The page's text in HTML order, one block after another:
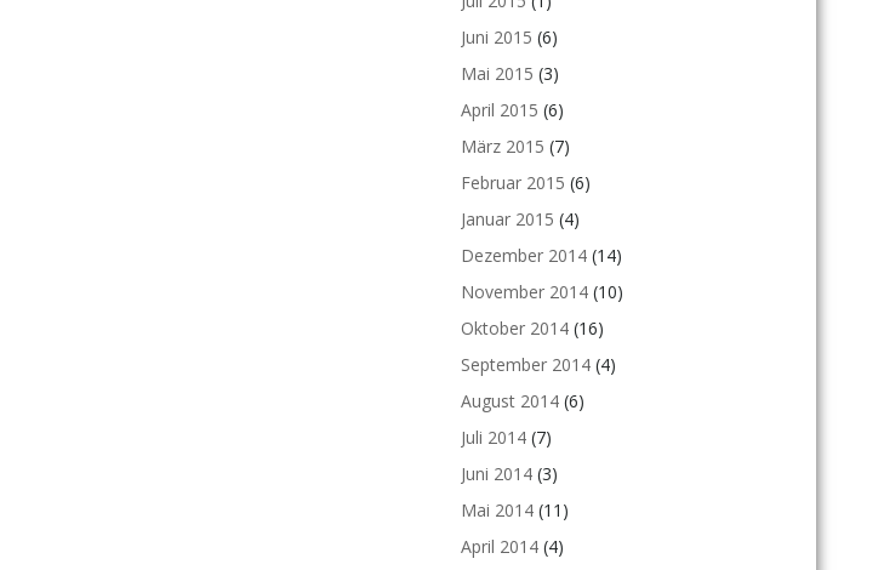
Juni 2015 (6)
Mai 2015 (3)
April 2015 (6)
März 2015 (7)
Februar 2015 (6)
Januar 2015 (4)
Dezember 2014 (14)
November 2014 (10)
Oktober 2014 (16)
September 2014 (4)
August 2014 (6)
Juli 2014 (7)
Juni 2014 (3)
Mai 2014 (11)
April 2014 (4)